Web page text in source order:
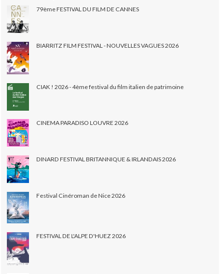
79ème FESTIVAL DU FILM DE CANNES
BIARRITZ FILM FESTIVAL - NOUVELLES VAGUES 2026
CIAK ! 2026 - 4ème festival du film italien de patrimoine
CINEMA PARADISO LOUVRE 2026
DINARD FESTIVAL BRITANNIQUE & IRLANDAIS 2026
Festival Cinéroman de Nice 2026
FESTIVAL DE L'ALPE D'HUEZ 2026